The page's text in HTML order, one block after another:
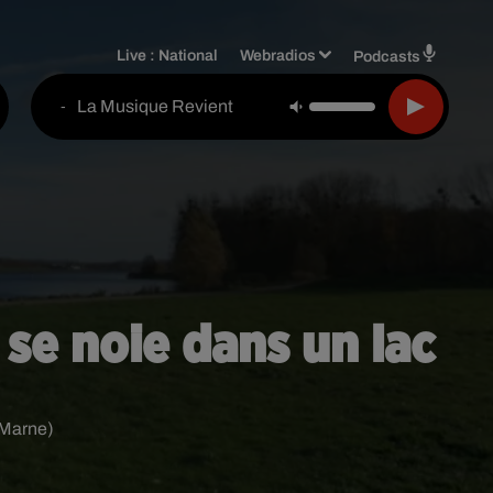
Live : National Webradios Podcasts
- La Musique Revient
noie dans un lac